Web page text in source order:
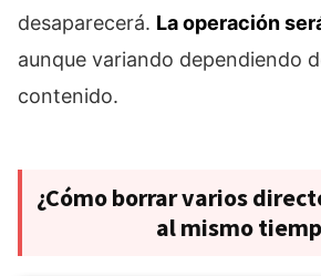
desaparecerá. La operación
aunque variando dependiendo
contenido.
¿Cómo borrar varios
al mismo